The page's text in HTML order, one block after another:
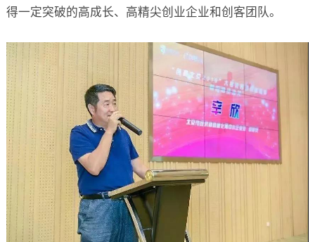
得一定突破的高成长、高精尖创业企业和创客团队。